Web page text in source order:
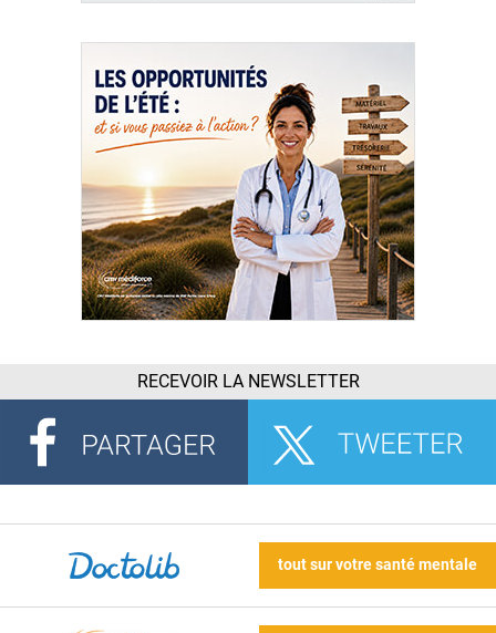
RECEVOIR LA NEWSLETTER
tout sur votre santé mentale